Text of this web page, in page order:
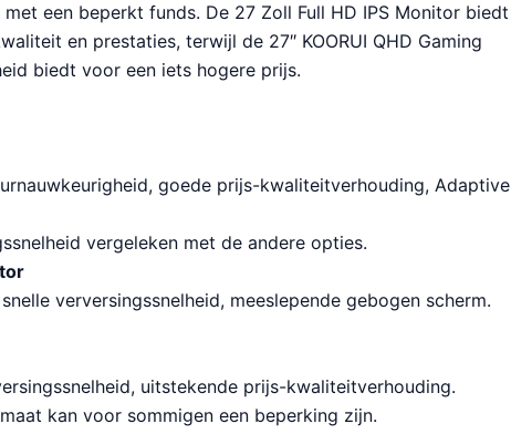
een beperkt funds. De 27 Zoll Full HD IPS Monitor biedt
en prestaties, terwijl de 27″ KOORUI QHD Gaming
biedt voor een iets hogere prijs.
goede prijs-kwaliteitverhouding, Adaptive
vergeleken met de andere opties.
verversingssnelheid, meeslepende gebogen scherm.
uitstekende prijs-kwaliteitverhouding.
kan voor sommigen een beperking zijn.